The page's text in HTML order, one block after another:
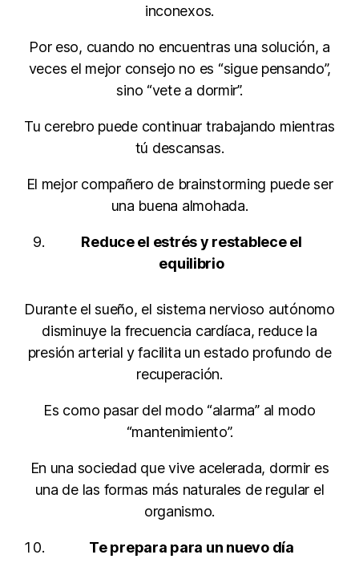
inconexos.
Por eso, cuando no encuentras una solución, a
veces el mejor consejo no es “sigue pensando”,
sino “vete a dormir”.
Tu cerebro puede continuar trabajando mientras
tú descansas.
El mejor compañero de brainstorming puede ser
una buena almohada.
Reduce el estrés y restablece el
equilibrio
Durante el sueño, el sistema nervioso autónomo
disminuye la frecuencia cardíaca, reduce la
presión arterial y facilita un estado profundo de
recuperación.
Es como pasar del modo “alarma” al modo
“mantenimiento”.
En una sociedad que vive acelerada, dormir es
una de las formas más naturales de regular el
organismo.
Te prepara para un nuevo día